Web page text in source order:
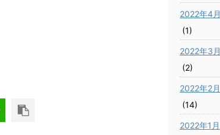
2022年4月
(1)
2022年3月
(2)
2022年2月
(14)
2022年1月